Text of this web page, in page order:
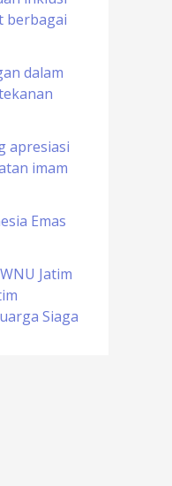
berbagai
dalam
apresiasi
imam
Emas
Jatim
Siaga